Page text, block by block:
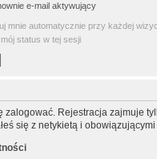
e-mail aktywujący
mnie automatycznie przy każdej
status w tej sesji
zalogować. Rejestracja zajmuje
się z netykietą i